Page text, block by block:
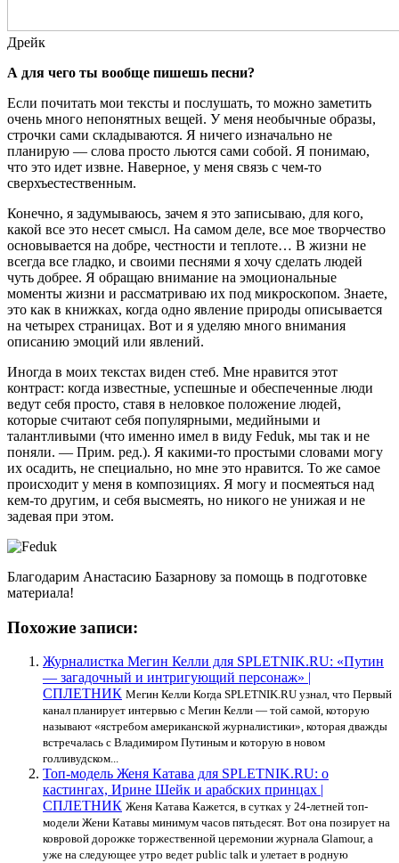
Дрейк
А для чего ты вообще пишешь песни?
Если почитать мои тексты и послушать, то можно заметить
очень много непонятных вещей. У меня необычные образы,
строчки сами складываются. Я ничего изначально не
планирую — слова просто льются сами собой. Я понимаю,
что это идет извне. Наверное, у меня связь с чем-то
сверхъестественным.
Конечно, я задумываюсь, зачем я это записываю, для кого,
какой все это несет смысл. На самом деле, все мое творчество
основывается на добре, честности и теплоте… В жизни не
всегда все гладко, и своими песнями я хочу сделать людей
чуть добрее. Я обращаю внимание на эмоциональные
моменты жизни и рассматриваю их под микроскопом. Знаете,
это как в книжках, когда одно явление природы описывается
на четырех страницах. Вот и я уделяю много внимания
описанию эмоций или явлений.
Иногда в моих текстах виден стеб. Мне нравится этот
контраст: когда известные, успешные и обеспеченные люди
ведут себя просто, ставя в неловкое положение людей,
которые считают себя популярными, медийными и
талантливыми (что именно имел в виду Feduk, мы так и не
поняли. — Прим. ред.). Я какими-то простыми словами могу
их осадить, не специально, но мне это нравится. То же самое
происходит у меня в композициях. Я могу и посмеяться над
кем-то другим, и себя высмеять, но никого не унижая и не
задевая при этом.
Благодарим Анастасию Базарнову за помощь в подготовке
материала!
Похожие записи:
Журналистка Мегин Келли для SPLETNIK.RU: «Путин
— загадочный и интригующий персонаж» |
СПЛЕТНИК Мегин Келли Когда SPLETNIK.RU узнал, что Первый
канал планирует интервью с Мегин Келли — той самой, которую
называют «ястребом американской журналистики», которая дважды
встречалась с Владимиром Путиным и которую в новом
голливудском...
Топ-модель Женя Катава для SPLETNIK.RU: о
кастингах, Ирине Шейк и арабских принцах |
СПЛЕТНИК Женя Катава Кажется, в сутках у 24-летней топ-
модели Жени Катавы минимум часов пятьдесят. Вот она позирует на
ковровой дорожке торжественной церемонии журнала Glamour, а
уже на следующее утро ведет public talk и улетает в родную